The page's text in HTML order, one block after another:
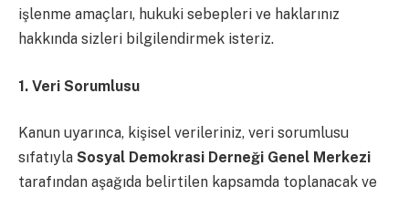
işlenme amaçları, hukuki sebepleri ve haklarınız
hakkında sizleri bilgilendirmek isteriz.
1. Veri Sorumlusu
Kanun uyarınca, kişisel verileriniz, veri sorumlusu
sıfatıyla Sosyal Demokrasi Derneği Genel Merkezi
tarafından aşağıda belirtilen kapsamda toplanacak ve